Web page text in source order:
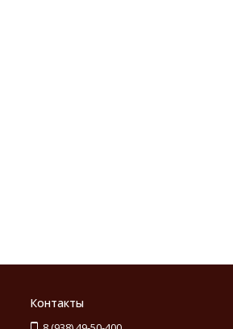
Контакты